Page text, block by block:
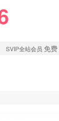
SVIP全站会员 免费